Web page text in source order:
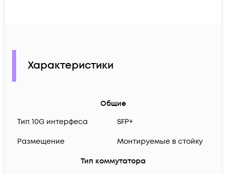
Характеристики
Общие
Тип 10G интерфеса
SFP+
Размещение Монтируемые в стойку
Тип коммутатора